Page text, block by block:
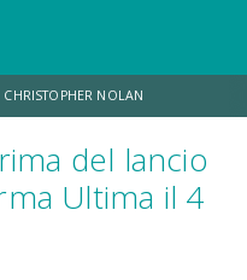
CHRISTOPHER NOLAN
ODISSEA CHRIS MCKENNA
del lancio
Ultima il 4